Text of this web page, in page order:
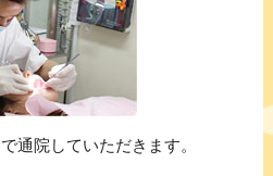
通院していただきます。